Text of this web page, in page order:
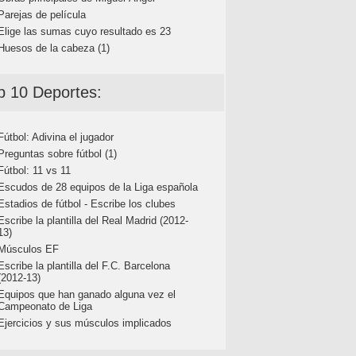
de película
las sumas cuyo resultado es 23
de la cabeza (1)
10 Deportes:
Adivina el jugador
sobre fútbol (1)
11 vs 11
de 28 equipos de la Liga española
de fútbol - Escribe los clubes
la plantilla del Real Madrid (2012-
EF
la plantilla del F.C. Barcelona
13)
que han ganado alguna vez el
de Liga
y sus músculos implicados